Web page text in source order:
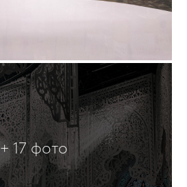
+ 17 фото